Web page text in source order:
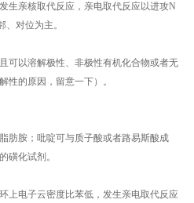
生亲核取代反应，亲电取代反应以进攻N
对位为主。
可以溶解极性、非极性有机化合物或者无
性的原因，留意一下）。
肪胺；吡啶可与质子酸或者路易斯酸成
磺化试剂。
上电子云密度比苯低，发生亲电取代反应